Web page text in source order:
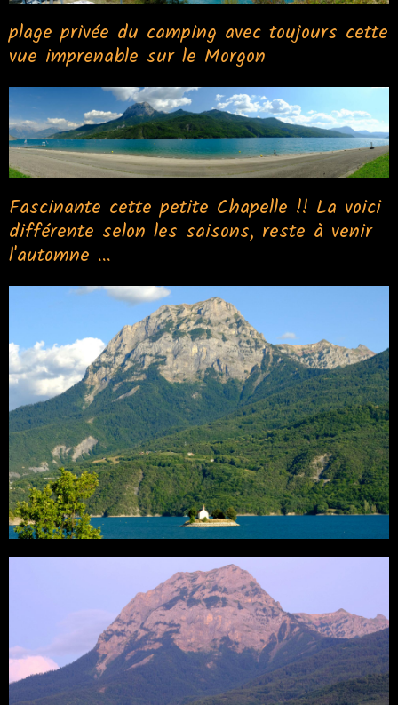
plage privée du camping avec toujours cette
vue imprenable sur le Morgon
Fascinante cette petite Chapelle !! La voici
différente selon les saisons, reste à venir
l'automne ...